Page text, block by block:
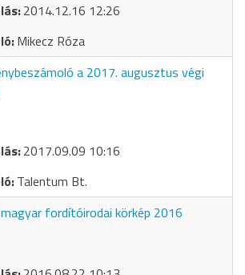
2014.12.16 12:26
Mikecz Róza
a 2017. augusztus végi
2017.09.09 10:16
Talentum Bt.
fordítóirodai körkép 2016